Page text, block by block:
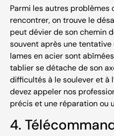
Parmi les autres problèmes
rencontrer, on trouve le
peut dévier de son chemin
souvent après une tentative
lames en acier sont
tablier se détache de son
difficultés à le soulever et à
devez appeler nos
précis et une réparation ou
4.